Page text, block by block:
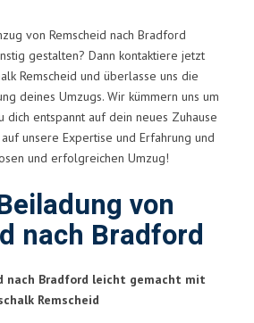
von Remscheid nach Bradford
gestalten? Dann kontaktiere jetzt
Remscheid und überlasse uns die
deines Umzugs. Wir kümmern uns um
dich entspannt auf dein neues Zuhause
unsere Expertise und Erfahrung und
und erfolgreichen Umzug!
von
nach Bradford
nach Bradford leicht gemacht mit
Remscheid